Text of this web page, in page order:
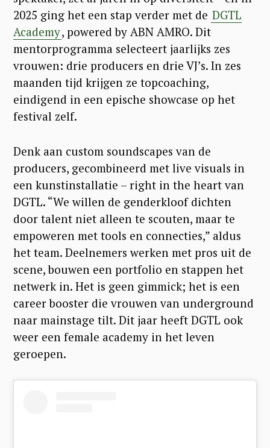
2025 ging het een stap verder met de DGTL
Academy, powered by ABN AMRO. Dit
mentorprogramma selecteert jaarlijks zes
vrouwen: drie producers en drie VJ’s. In zes
maanden tijd krijgen ze topcoaching,
eindigend in een epische showcase op het
festival zelf.
Denk aan custom soundscapes van de
producers, gecombineerd met live visuals in
een kunstinstallatie – right in the heart van
DGTL. “We willen de genderkloof dichten
door talent niet alleen te scouten, maar te
empoweren met tools en connecties,” aldus
het team. Deelnemers werken met pros uit de
scene, bouwen een portfolio en stappen het
netwerk in. Het is geen gimmick; het is een
career booster die vrouwen van underground
naar mainstage tilt. Dit jaar heeft DGTL ook
weer een female academy in het leven
geroepen.
S
e
a
r
c
h
o